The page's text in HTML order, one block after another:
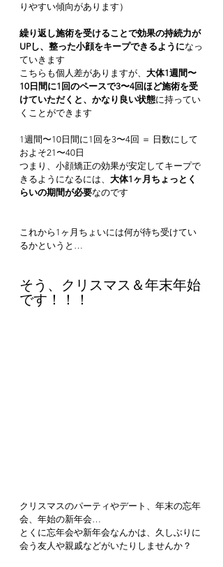
りやすい傾向があります）
繰り返し施術を受けることで効果の持続力が
UPし、整った小顔をキープできるようになっ
ていきます
こちらも個人差がありますが、 大体1週間〜
10日間に1回のペースで3〜4回ほど施術を受
けていただくと、かなり良い状態に持ってい
くことができます
1週間〜10日間に1回を3〜4回 ＝ 日数にして
およそ21〜40日
つまり、小顔矯正の効果が安定してキープで
きるようになるには、 大体1ヶ月ちょっとく
らいの期間が必要なのです
これから1ヶ月ちょいには何が待ち受けてい
るかというと…
そう、クリスマス＆年末年始
です！！！
クリスマスのパーティやデート、年末の忘年
会、年始の新年会…
とくに忘年会や新年会なんかは、久しぶりに
会う友人や親戚などがいたりしませんか？